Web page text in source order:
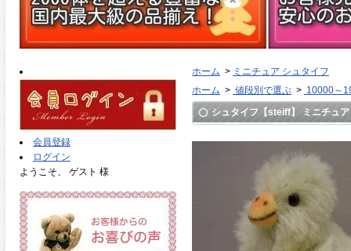
会員登録
ログイン
ようこそ、 ゲスト 様
ホーム > ミニチュア シュタイフ
ホーム > 値段別で選ぶ > 10000～
シュタイフ【steiff】 ミニチュ